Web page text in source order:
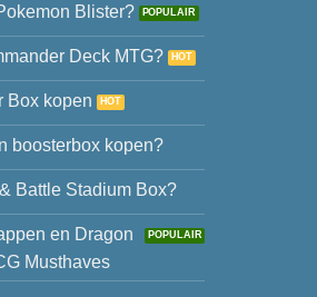
Blister?
Deck MTG?
Box kopen
boosterbox kopen?
Battle Stadium Box?
en Dragon
Musthaves